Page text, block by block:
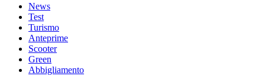
News
Test
Turismo
Anteprime
Scooter
Green
Abbigliamento